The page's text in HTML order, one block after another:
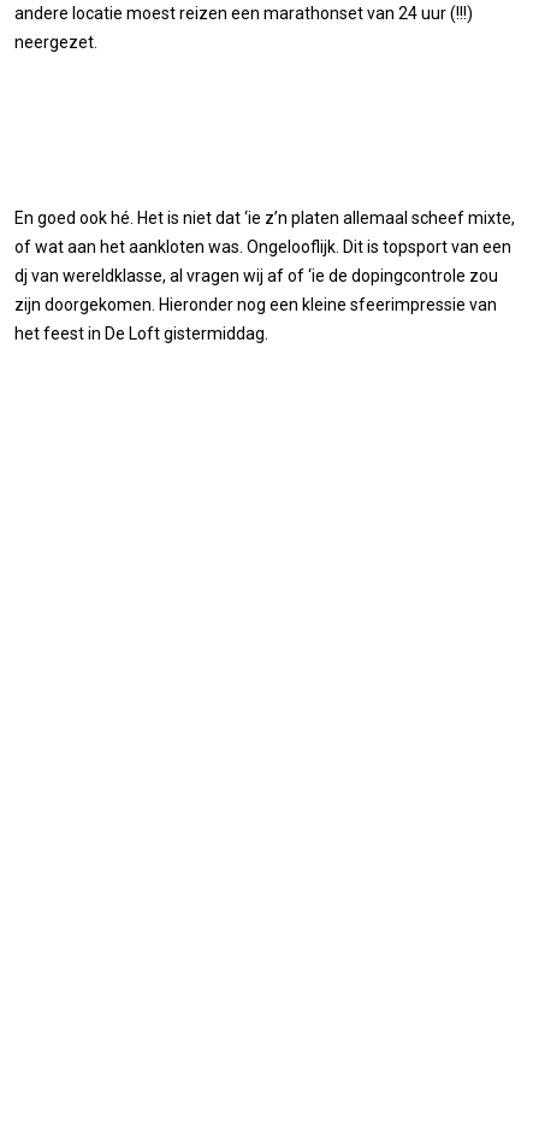
andere locatie moest reizen een marathonset van 24 uur (!!!)
neergezet.
En goed ook hé. Het is niet dat ‘ie z’n platen allemaal scheef mixte,
of wat aan het aankloten was. Ongelooflijk. Dit is topsport van een
dj van wereldklasse, al vragen wij af of ‘ie de dopingcontrole zou
zijn doorgekomen. Hieronder nog een kleine sfeerimpressie van
het feest in De Loft gistermiddag.